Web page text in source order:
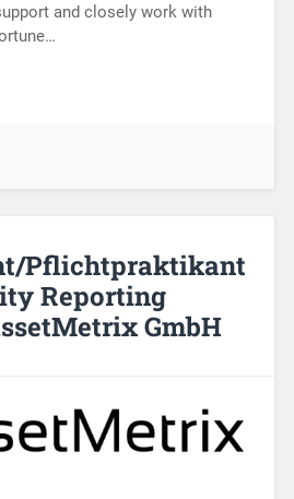
and closely work with
Pflichtpraktikant
Reporting
GmbH